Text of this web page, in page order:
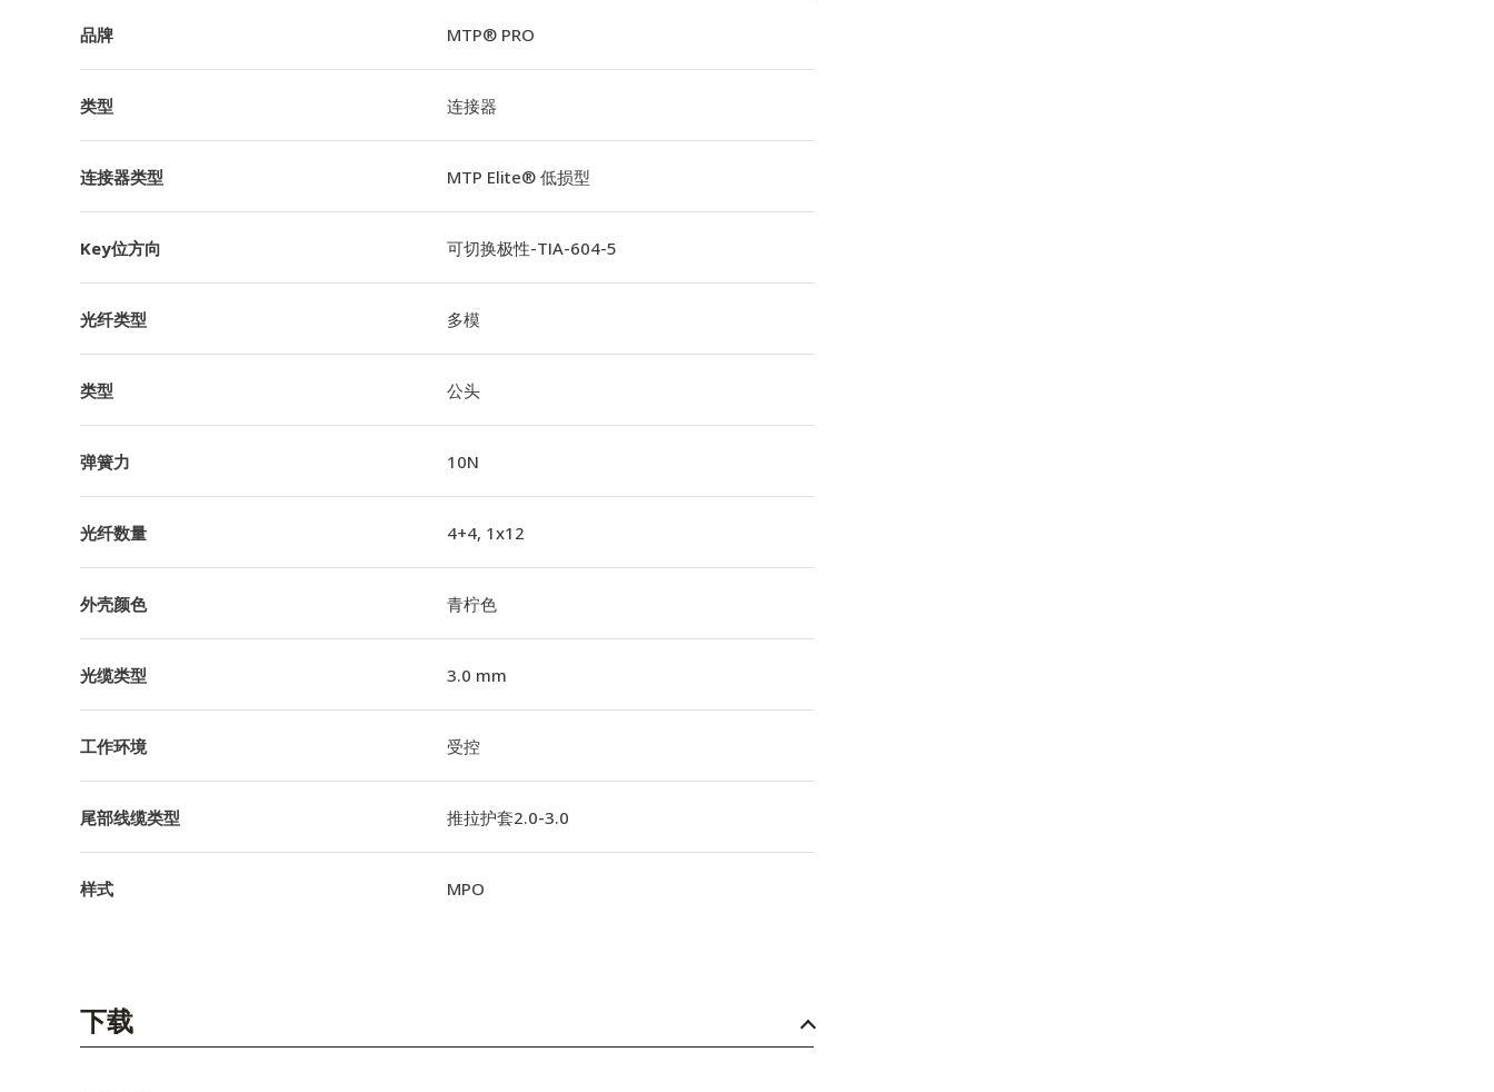
品牌 MTP® PRO
类型 连接器
连接器类型 MTP Elite® 低损型
Key位方向 可切换极性-TIA-604-5
光纤类型 多模
类型 公头
弹簧力 10N
光纤数量 4+4, 1x12
外壳颜色 青柠色
光缆类型 3.0 mm
工作环境 受控
尾部线缆类型 推拉护套2.0-3.0
样式 MPO
下载